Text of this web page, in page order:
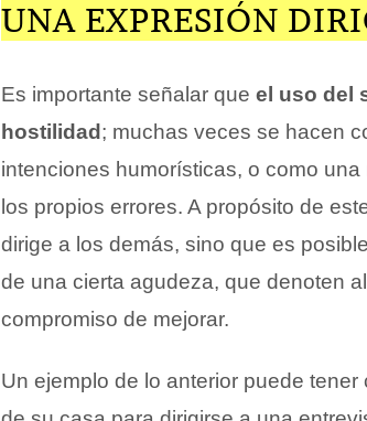
UNA EXPRESIÓN
Es importante señalar que el uso del
hostilidad ; muchas veces se hacen
intenciones humorísticas, o como
los propios errores. A propósito de
dirige a los demás, sino que es
de una cierta agudeza, que denoten
compromiso de mejorar.
Un ejemplo de lo anterior puede